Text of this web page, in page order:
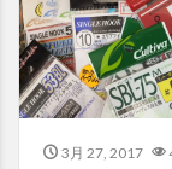
3月 27, 2017